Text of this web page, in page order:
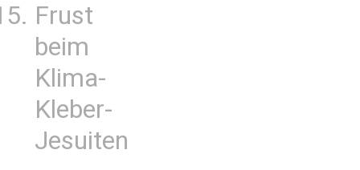
Frust
beim
Klima-
Kleber-
Jesuiten